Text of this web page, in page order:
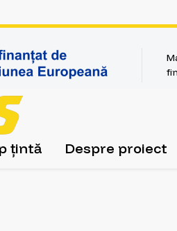
țintă Despre proiect